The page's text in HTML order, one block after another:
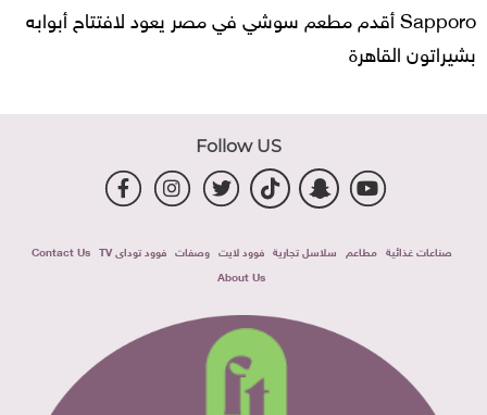
Sapporo أقدم مطعم سوشي في مصر يعود لافتتاح أبوابه
بشيراتون القاهرة
Follow US
صناعات غذائية مطاعم سلاسل تجارية فوود لايت وصفات فوود توداى TV
Contact Us
About Us